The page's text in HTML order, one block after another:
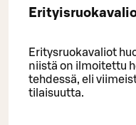
Eritysruokavaliot
niistä on ilmoitettu
tehdessä, eli
tilaisuutta.